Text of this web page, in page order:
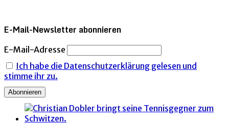
E-Mail-Newsletter abonnieren
E-Mail-Adresse
Ich habe die Datenschutzerklärung gelesen und
stimme ihr zu.